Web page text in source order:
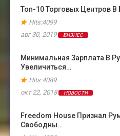
Топ-10 Торговых Центров В
Hits:4099
авг 30, 2019
БИЗНЕС
Минимальная Зарплата В
Увеличиться…
Hits:4089
окт 22, 2018
НОВОСТИ
Freedom House Признал
Свободны…